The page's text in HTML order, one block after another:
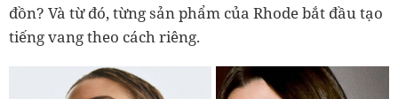
đồn? Và từ đó, từng sản phẩm của Rhode bắt đầu tạo
tiếng vang theo cách riêng.